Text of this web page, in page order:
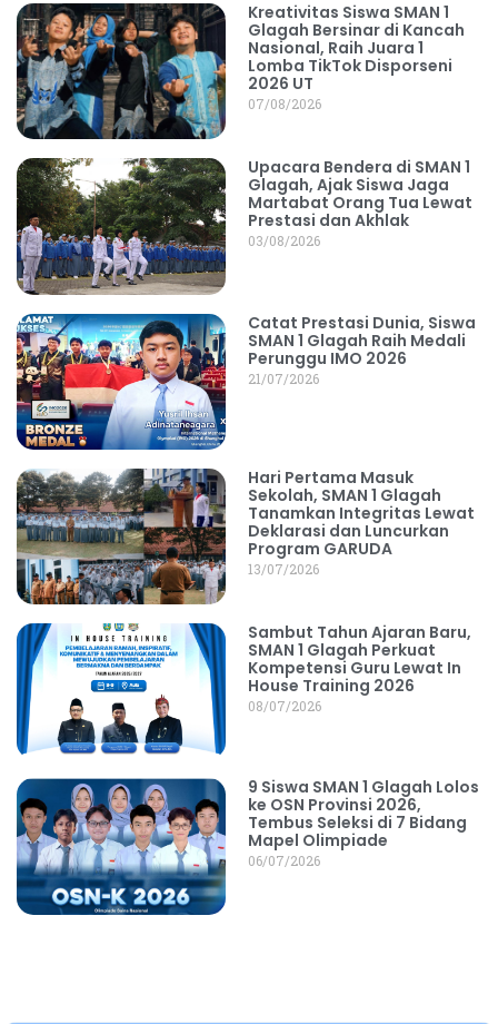
Kreativitas Siswa SMAN 1
Glagah Bersinar di Kancah
Nasional, Raih Juara 1
Lomba TikTok Disporseni
2026 UT
07/08/2026
Upacara Bendera di SMAN 1
Glagah, Ajak Siswa Jaga
Martabat Orang Tua Lewat
Prestasi dan Akhlak
03/08/2026
Catat Prestasi Dunia, Siswa
SMAN 1 Glagah Raih Medali
Perunggu IMO 2026
21/07/2026
Hari Pertama Masuk
Sekolah, SMAN 1 Glagah
Tanamkan Integritas Lewat
Deklarasi dan Luncurkan
Program GARUDA
13/07/2026
Sambut Tahun Ajaran Baru,
SMAN 1 Glagah Perkuat
Kompetensi Guru Lewat In
House Training 2026
08/07/2026
9 Siswa SMAN 1 Glagah Lolos
ke OSN Provinsi 2026,
Tembus Seleksi di 7 Bidang
Mapel Olimpiade
06/07/2026